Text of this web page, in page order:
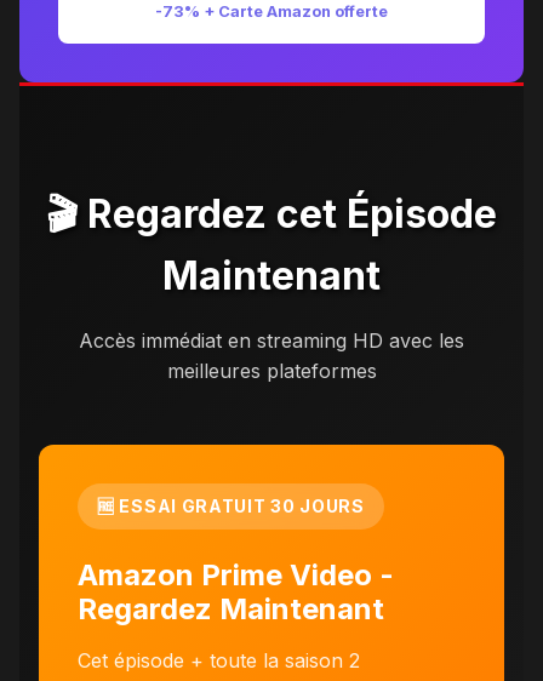
-73% + Carte Amazon offerte
🎬 Regardez cet Épisode
Maintenant
Accès immédiat en streaming HD avec les
meilleures plateformes
🆓 ESSAI GRATUIT 30 JOURS
Amazon Prime Video -
Regardez Maintenant
Cet épisode + toute la saison 2